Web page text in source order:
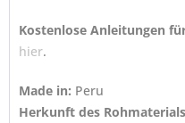
Kostenlose Anleitungen
hier.
Made in: Peru
Herkunft des